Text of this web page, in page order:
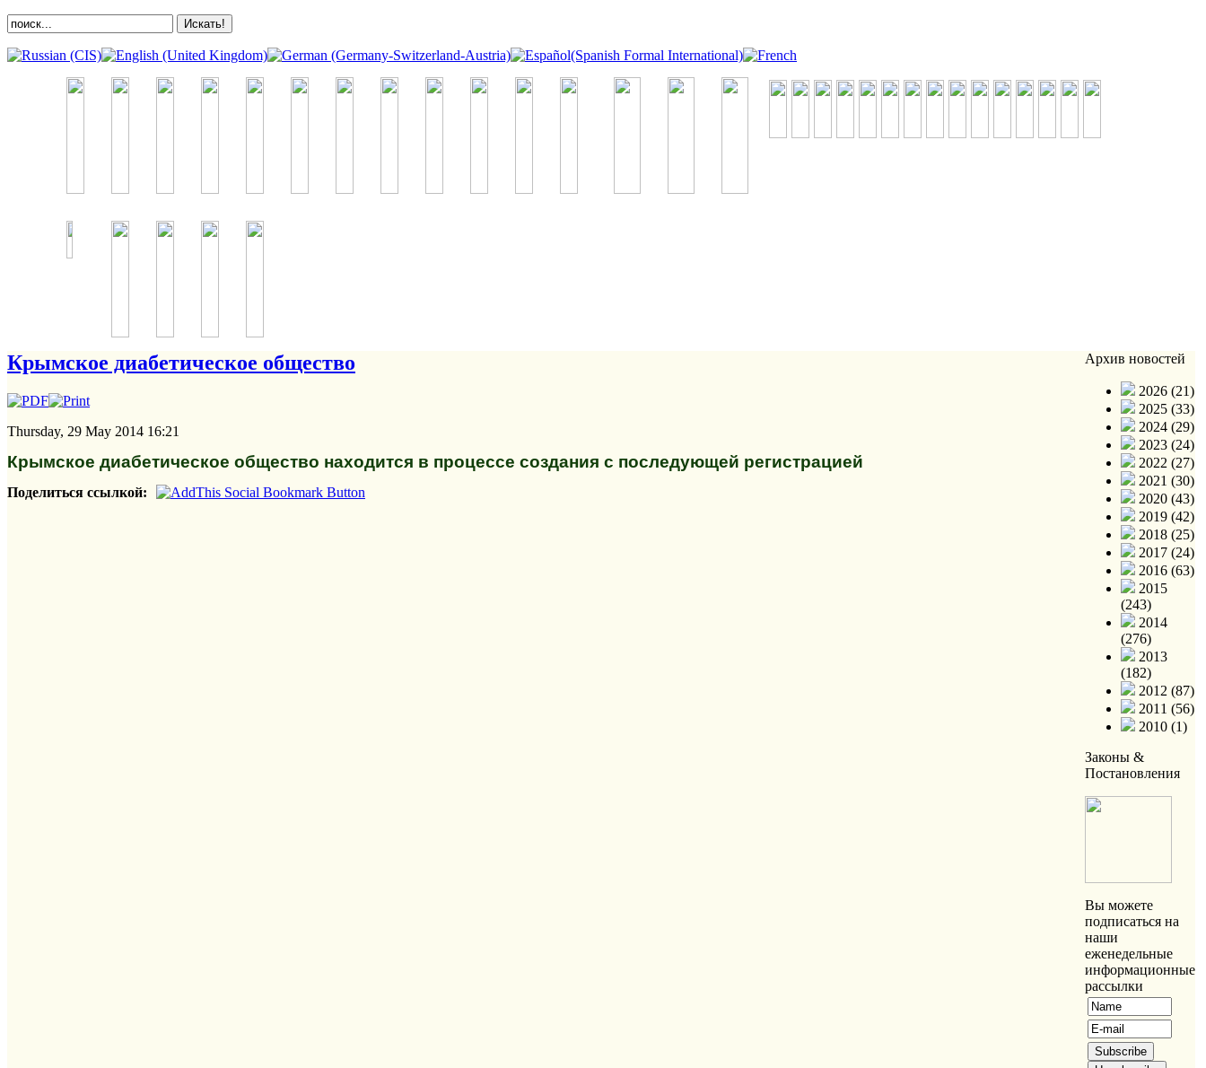
Крымское диабетическое общество
Thursday, 29 May 2014 16:21
Крымское диабетическое общество находится в процессе создания с последующей регистрацией
Поделиться ссылкой:
Архив новостей
2026 (21)
2025 (33)
2024 (29)
2023 (24)
2022 (27)
2021 (30)
2020 (43)
2019 (42)
2018 (25)
2017 (24)
2016 (63)
2015
(243)
2014
(276)
2013
(182)
2012 (87)
2011 (56)
2010 (1)
Законы &
Постановления
Вы можете
подписаться на
наши
еженедельные
информационные
рассылки